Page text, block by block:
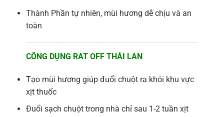
Thành Phần tự nhiên, mùi hương dễ chịu và an
toàn
CÔNG DỤNG RAT OFF THÁI LAN
Tạo mùi hương giúp đuổi chuột ra khỏi khu vực
xịt thuốc
Đuổi sạch chuột trong nhà chỉ sau 1-2 tuần xịt